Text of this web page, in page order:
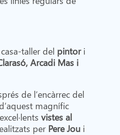
taller del pintori
Arcadi Mas i
de l’encàrrec del
magnífic
vistes al
perPere Joui